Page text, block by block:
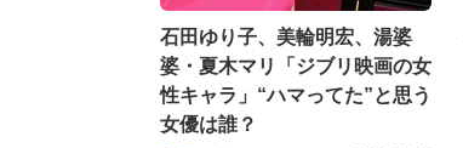
石田ゆり子、美輪明宏、湯婆
婆・夏木マリ「ジブリ映画の女
性キャラ」“ハマってた”と思う
女優は誰？